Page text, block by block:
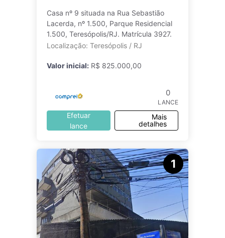
Casa nº 9 situada na Rua Sebastião
Lacerda, nº 1.500, Parque Residencial
1.500, Teresópolis/RJ. Matrícula 3927.
Localização: Teresópolis / RJ
Valor inicial: R$ 825.000,00
0
LANCE
Efetuar
lance
Mais
detalhes
1